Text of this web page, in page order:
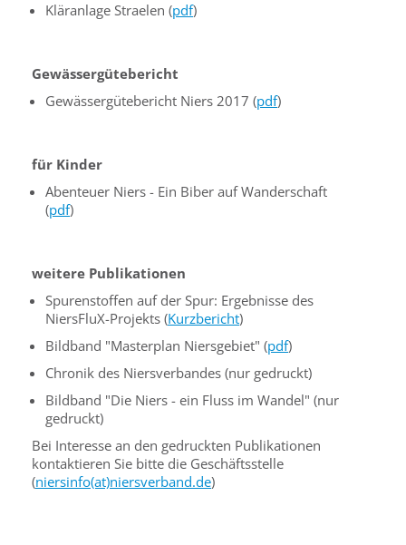
Kläranlage Straelen (pdf)
Gewässergütebericht
Gewässergütebericht Niers 2017 (pdf)
für Kinder
Abenteuer Niers - Ein Biber auf Wanderschaft
(pdf)
weitere Publikationen
Spurenstoffen auf der Spur: Ergebnisse des
NiersFluX-Projekts (Kurzbericht)
Bildband "Masterplan Niersgebiet" (pdf)
Chronik des Niersverbandes (nur gedruckt)
Bildband "Die Niers - ein Fluss im Wandel" (nur
gedruckt)
Bei Interesse an den gedruckten Publikationen
kontaktieren Sie bitte die Geschäftsstelle
(niersinfo(at)niersverband.de)